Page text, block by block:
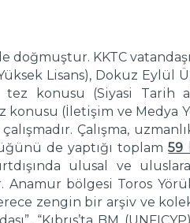
doğmuştur. KKTC
Lisans), Dokuz
tez konusu (Siyasi Tarih
konusu (İletişim ve Medya
çalışmadır. Çalışma,
de yaptığı toplam59
ulusal ve
Anamur bölgesi Toros
zengin bir arşiv ve